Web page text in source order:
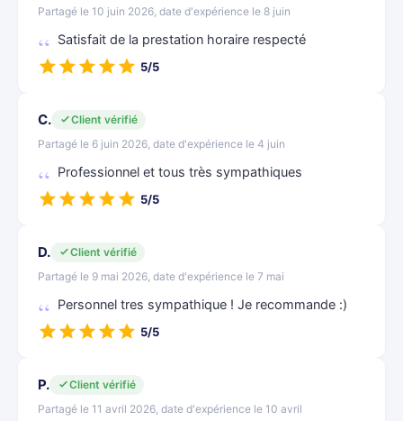
Partagé le 10 juin 2026, date d'expérience le 8 juin
Satisfait de la prestation horaire respecté
5/5
C.
Client vérifié
Partagé le 6 juin 2026, date d'expérience le 4 juin
Professionnel et tous très sympathiques
5/5
D.
Client vérifié
Partagé le 9 mai 2026, date d'expérience le 7 mai
Personnel tres sympathique ! Je recommande :)
5/5
P.
Client vérifié
Partagé le 11 avril 2026, date d'expérience le 10 avril